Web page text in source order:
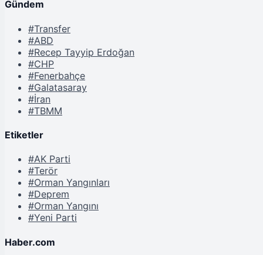
Gündem
#Transfer
#ABD
#Recep Tayyip Erdoğan
#CHP
#Fenerbahçe
#Galatasaray
#İran
#TBMM
Etiketler
#AK Parti
#Terör
#Orman Yangınları
#Deprem
#Orman Yangını
#Yeni Parti
Haber.com